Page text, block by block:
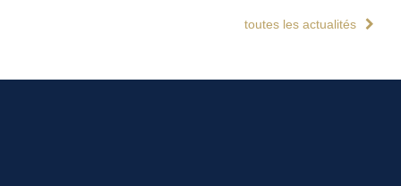
toutes les actualités